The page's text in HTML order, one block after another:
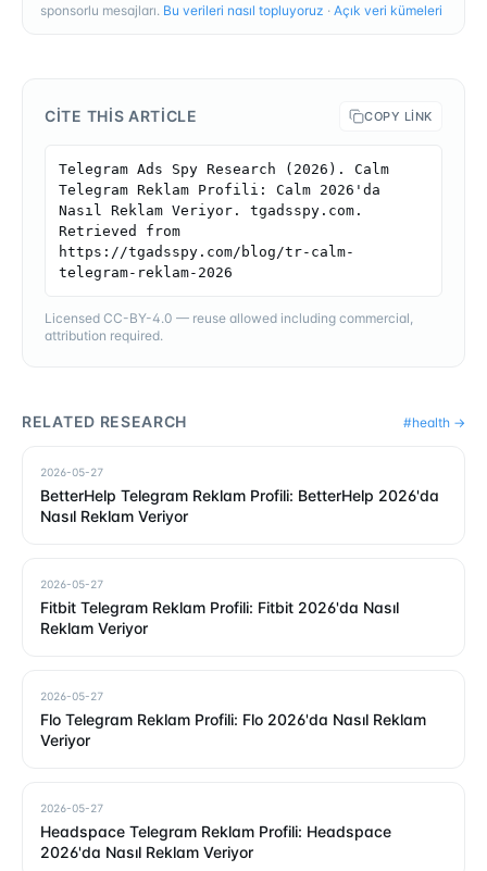
sponsorlu mesajları. Bu verileri nasıl topluyoruz · Açık veri kümeleri
CITE THIS ARTICLE COPY LINK
Telegram Ads Spy Research (2026). Calm
Telegram Reklam Profili: Calm 2026'da
Nasıl Reklam Veriyor. tgadsspy.com.
Retrieved from
https://tgadsspy.com/blog/tr-calm-
telegram-reklam-2026
Licensed CC-BY-4.0 — reuse allowed including commercial,
attribution required.
RELATED RESEARCH #health →
2026-05-27
BetterHelp Telegram Reklam Profili: BetterHelp 2026'da
Nasıl Reklam Veriyor
2026-05-27
Fitbit Telegram Reklam Profili: Fitbit 2026'da Nasıl
Reklam Veriyor
2026-05-27
Flo Telegram Reklam Profili: Flo 2026'da Nasıl Reklam
Veriyor
2026-05-27
Headspace Telegram Reklam Profili: Headspace
2026'da Nasıl Reklam Veriyor